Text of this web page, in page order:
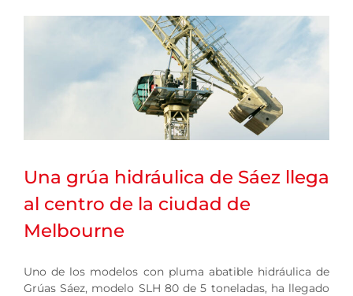
Una grúa hidráulica de Sáez llega
al centro de la ciudad de
Melbourne
Uno de los modelos con pluma abatible hidráulica de
Grúas Sáez, modelo SLH 80 de 5 toneladas, ha llegado